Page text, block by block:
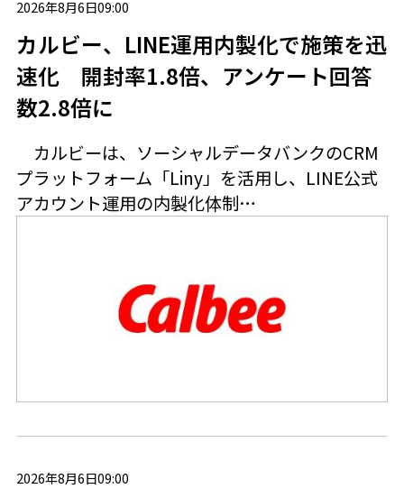
2026年8月6日09:00
カルビー、LINE運用内製化で施策を迅
速化 開封率1.8倍、アンケート回答
数2.8倍に
カルビーは、ソーシャルデータバンクのCRM
プラットフォーム「Liny」を活用し、LINE公式
アカウント運用の内製化体制…
2026年8月6日09:00